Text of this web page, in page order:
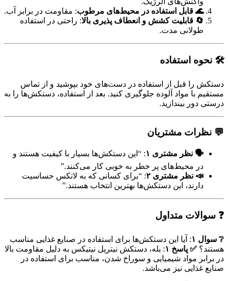
🌊 قابل استفاده در محیط‌های مرطوب: مقاومت در برابر آب.
🔄 قابلیت کشش و انعطاف پذیری بالا: راحتی در استفاده
طولانی مدت.
🛠️ نحوه استفاده
دستکش را قبل از استفاده در دست‌های خود بپوشید و از تماس
مستقیم با مواد آلوده جلوگیری کنید. بعد از استفاده، دستکش‌ها را به
درستی دور بیندازید.
💬 نظرات مشتریان
🗣️ نظر مشتری ۱
: “این دستکش‌ها بسیار با کیفیت هستند و
در محیط‌های پر خطر به خوبی کار می‌کنند.”
📣 نظر مشتری ۲
: “برای کسانی که به لاتکس حساسیت
دارند، این دستکش‌ها بهترین انتخاب هستند.”
❓ سوالات متداول
❔ سوال ۱
: آیا این دستکش‌ها برای استفاده در صنایع غذایی مناسب
هستند؟ ✅ پاسخ ۱
: بله، دستکش نیتریل نیتیکس به دلیل مقاومت بالا
در برابر مواد شیمیایی و سوراخ شدن، مناسب برای استفاده در
صنایع غذایی نیز می‌باشد.